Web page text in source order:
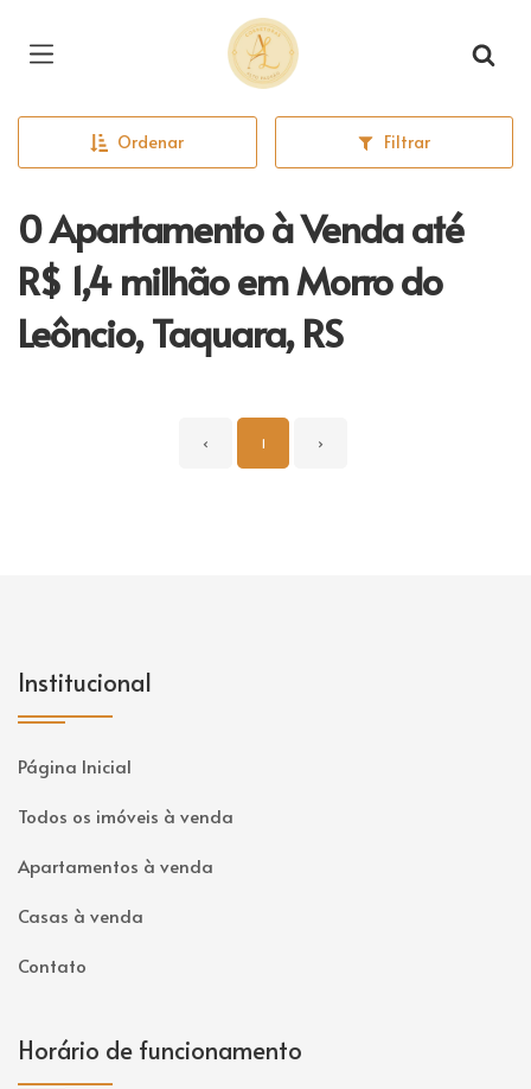
Página inicial
Ordenar Filtrar
0 Apartamento à Venda até
R$ 1,4 milhão em Morro do
Leôncio, Taquara, RS
‹ 1 ›
Institucional
Página Inicial
Todos os imóveis à venda
Apartamentos à venda
Casas à venda
Contato
Horário de funcionamento